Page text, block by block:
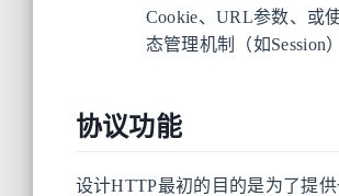
Cookie、URL参数、或
态管理机制（如Session
协议功能
设计HTTP最初的目的是为了提